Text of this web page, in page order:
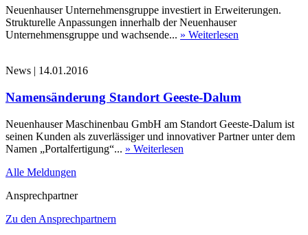
Neuenhauser Unternehmensgruppe investiert in Erweiterungen.
Strukturelle Anpassungen innerhalb der Neuenhauser
Unternehmensgruppe und wachsende... » Weiterlesen
News | 14.01.2016
Namensänderung Standort Geeste-Dalum
Neuenhauser Maschinenbau GmbH am Standort Geeste-Dalum ist
seinen Kunden als zuverlässiger und innovativer Partner unter dem
Namen „Portalfertigung“... » Weiterlesen
Alle Meldungen
Ansprechpartner
Zu den Ansprechpartnern